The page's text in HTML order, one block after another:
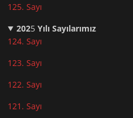
125. Sayı
2025Yılı Sayılarımız
124. Sayı
123. Sayı
122. Sayı
121. Sayı